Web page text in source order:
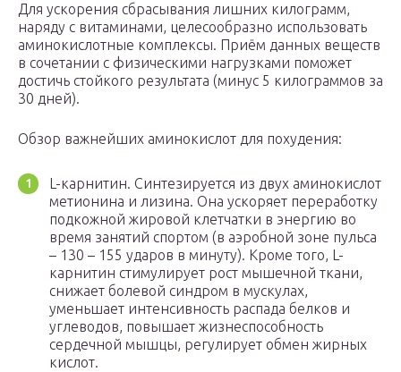
Для ускорения сбрасывания лишних килограмм,
наряду с витаминами, целесообразно использовать
аминокислотные комплексы. Приём данных веществ
в сочетании с физическими нагрузками поможет
достичь стойкого результата (минус 5 килограммов за
30 дней).
Обзор важнейших аминокислот для похудения:
L-карнитин. Синтезируется из двух аминокислот
метионина и лизина. Она ускоряет переработку
подкожной жировой клетчатки в энергию во
время занятий спортом (в аэробной зоне пульса
– 130 – 155 ударов в минуту). Кроме того, L-
карнитин стимулирует рост мышечной ткани,
снижает болевой синдром в мускулах,
уменьшает интенсивность распада белков и
углеводов, повышает жизнеспособность
сердечной мышцы, регулирует обмен жирных
кислот.